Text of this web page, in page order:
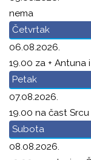
nema
Četvrtak
06.08.2026.
19.00 za + Antuna
Petak
07.08.2026.
19.00 na čast
Subota
08.08.2026.